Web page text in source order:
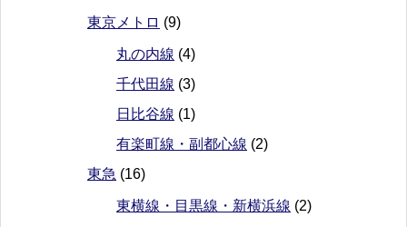
東京メトロ (9)
丸の内線 (4)
千代田線 (3)
日比谷線 (1)
有楽町線・副都心線 (2)
東急 (16)
東横線・目黒線・新横浜線 (2)